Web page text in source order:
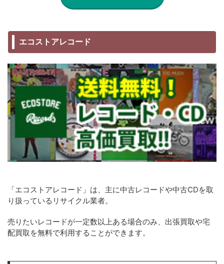
エコストアレコード
「エコストアレコード」は、主に中古レコードや中古CDを取
り扱っているリサイクル業者。
売りたいレコードが一定数以上ある場合のみ、出張買取や宅
配買取を無料で利用することができます。